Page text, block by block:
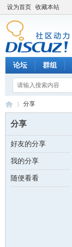
设为首页 收藏本站
论坛 群组
数 ›
分享
分享
好友的分享
我的分享
随便看看